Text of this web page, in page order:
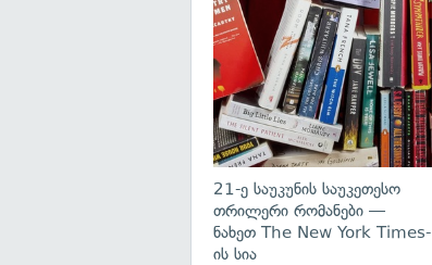
21-ე საუკუნის საუკეთესო
თრილერი რომანები —
ნახეთ The New York Times-
ის სია